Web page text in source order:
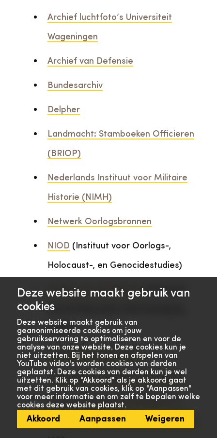
Deze website maakt gebruik van
cookies
Deze website maakt gebruik van
geanonimiseerde cookies om jouw
gebruikservaring te optimaliseren en voor de
analyse van onze website. Deze cookies kun je
niet uitzetten. Bij het tonen en afspelen van
YouTube video's worden cookies van derden
geplaatst. Deze cookies van derden kun je wel
uitzetten. Klik op "Akkoord" als je akkoord gaat
met dit gebruik van cookies, klik op "Aanpassen"
voor meer informatie en om zelf te bepalen welke
cookies deze website plaatst.
Akkoord Aanpassen Weigeren
Archief luchtfoto’s Universiteit
Wageningen
Archief van Defensie
Bundesarchiv
Delpher
Landmacht: Stamboeken Officieren
(BRIOP)
Nederlands Instituut voor Militaire
Historie (NIMH)
Netwerk Oorlogsbronnen
NIOD (Instituut voor Oorlogs-,
Holocaust-, en Genocidestudies)
Oorlog voor de Rechter(Centraal
Archief Bijzondere Rechtspleging,
CABR)
Oorlogsgravenstichting
Zoekhulp Arbeidsinzet 1940-1945
Zoekhulp Burgers en militairen in
Nederlands-Indië en Indonesië, 1940-